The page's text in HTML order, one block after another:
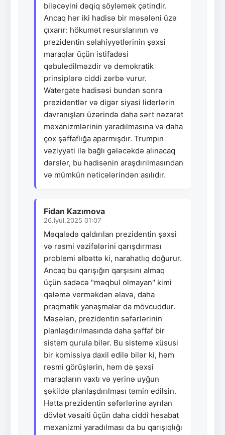
biləcəyini dəqiq söyləmək çətindir.
Ancaq hər iki hadisə bir məsələni üzə
çıxarır: hökumət resurslarının və
prezidentin səlahiyyətlərinin şəxsi
maraqlar üçün istifadəsi
qəbuledilməzdir və demokratik
prinsiplərə ciddi zərbə vurur.
Watergate hadisəsi bundan sonra
prezidentlər və digər siyasi liderlərin
davranışları üzərində daha sərt nəzarət
mexanizmlərinin yaradılmasına və daha
çox şəffaflığa aparmışdır. Trumpın
vəziyyəti ilə bağlı gələcəkdə alınacaq
dərslər, bu hadisənin araşdırılmasından
və mümkün nəticələrindən asılıdır.
Fidan Kazımova
26.İyul.2025 01:07
Məqalədə qaldırılan prezidentin şəxsi
və rəsmi vəzifələrini qarışdırması
problemi əlbəttə ki, narahatlıq doğurur.
Ancaq bu qarışığın qarşısını almaq
üçün sadəcə "məqbul olmayan" kimi
qələmə verməkdən əlavə, daha
praqmatik yanaşmalar da mövcuddur.
Məsələn, prezidentin səfərlərinin
planlaşdırılmasında daha şəffaf bir
sistem qurula bilər. Bu sistemə xüsusi
bir komissiya daxil edilə bilər ki, həm
rəsmi görüşlərin, həm də şəxsi
maraqların vaxtı və yerinə uyğun
şəkildə planlaşdırılması təmin edilsin.
Hətta prezidentin səfərlərinə ayrılan
dövlət vəsaiti üçün daha ciddi hesabat
mexanizmi yaradılması da bu qarışıqlığı